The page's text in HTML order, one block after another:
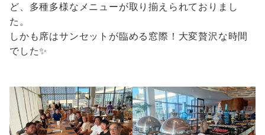
ど、多種多様なメニューが取り揃えられておりまし
た。
しかも席はサンセットが臨める窓際！大変贅沢な時間
でした✨